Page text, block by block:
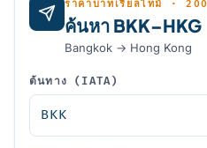
ราคาบาทเรียลไทม์ ·
ค้นหา BKK–HKG
Bangkok → Hong Kong
ต้นทาง (IATA)